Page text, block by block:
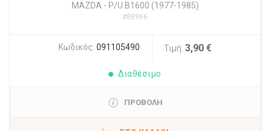
MAZDA- P/U B1600 (1977-1985)
#88966
Κωδικός: 091105490 Τιμή: 3,90 €
Διαθέσιμο
ΠΡΟΒΟΛΗ